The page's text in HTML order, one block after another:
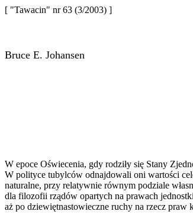
[ "Tawacin" nr 63 (3/2003) ]
Bruce E. Johansen
W epoce Oświecenia, gdy rodziły się Stany
W polityce tubylców odnajdowali oni wartości
naturalne, przy relatywnie równym podziale
dla filozofii rządów opartych na prawach
aż po dziewiętnastowieczne ruchy na rzecz praw